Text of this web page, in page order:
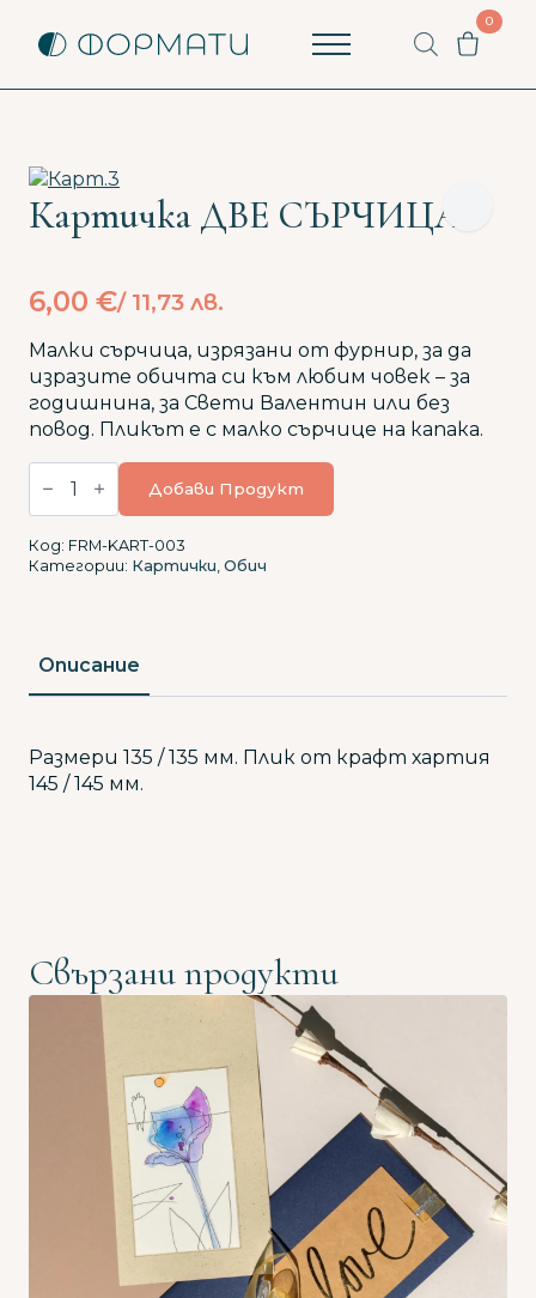
0
Картичка ДВЕ СЪРЧИЦА
6,00 €/ 11,73 лв.
Малки сърчица, изрязани от фурнир, за да
изразите обичта си към любим човек – за
годишнина, за Свети Валентин или без
повод. Пликът е с малко сърчице на капака.
количество
за
Картичка
СЪРЧИЦА
Добави Продукт
Код: FRM-KART-003
Категории: Картички, Обич
Описание
Размери 135 / 135 мм. Плик от крафт хартия
145 / 145 мм.
Свързани продукти
Пишете ни
Вашето име
Започни разговор
Имате ли вече разговор? Продължи с имейл